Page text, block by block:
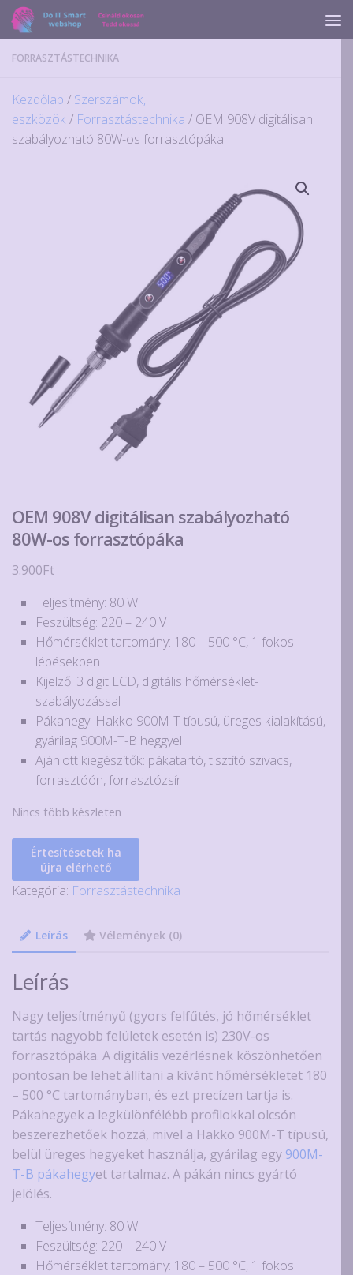
Skip to content
FORRASZTÁSTECHNIKA
Kezdőlap / Szerszámok,
eszközök / Forrasztástechnika / OEM 908V digitálisan
szabályozható 80W-os forrasztópáka
OEM 908V digitálisan szabályozható
80W-os forrasztópáka
3.900Ft
Teljesítmény: 80 W
Feszültség: 220 – 240 V
Hőmérséklet tartomány: 180 – 500 °C, 1 fokos
lépésekben
Kijelző: 3 digit LCD, digitális hőmérséklet-
szabályozással
Pákahegy: Hakko 900M-T típusú, üreges kialakítású,
gyárilag 900M-T-B heggyel
Ajánlott kiegészítők: pákatartó, tisztító szivacs,
forrasztóón, forrasztózsír
Nincs több készleten
Értesítésetek ha
újra elérhető
Kategória: Forrasztástechnika
Leírás Vélemények (0)
Leírás
Nagy teljesítményű (gyors felfűtés, jó hőmérséklet
tartás nagyobb felületek esetén is) 230V-os
forrasztópáka. A digitális vezérlésnek köszönhetően
pontosan be lehet állítani a kívánt hőmérsékletet 180
– 500 °C tartományban, és ezt precízen tartja is.
Pákahegyek a legkülönfélébb profilokkal olcsón
beszerezhetőek hozzá, mivel a Hakko 900M-T típusú,
belül üreges hegyeket használja, gyárilag egy 900M-
T-B pákahegyet tartalmaz. A pákán nincs gyártó
jelölés.
Teljesítmény: 80 W
Feszültség: 220 – 240 V
Hőmérséklet tartomány: 180 – 500 °C, 1 fokos